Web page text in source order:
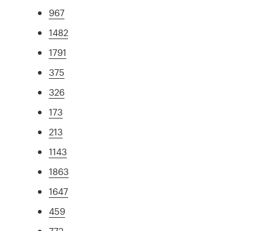
967
1482
1791
375
326
173
213
1143
1863
1647
459